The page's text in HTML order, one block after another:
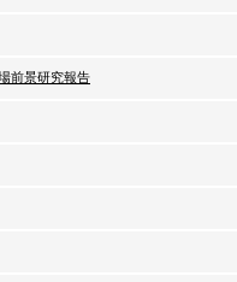
前景研究報告